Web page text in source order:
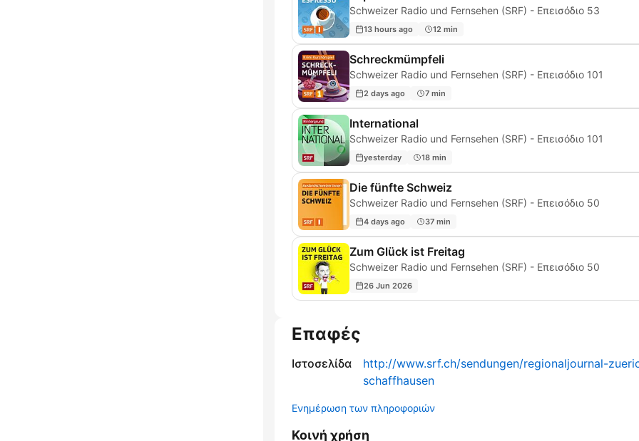
Schweizer Radio und Fernsehen (SRF) - Επεισόδιο 53
13 hours ago 12 min
Schreckmümpfeli
Schweizer Radio und Fernsehen (SRF) - Επεισόδιο 101
2 days ago 7 min
International
Schweizer Radio und Fernsehen (SRF) - Επεισόδιο 101
yesterday 18 min
Die fünfte Schweiz
Schweizer Radio und Fernsehen (SRF) - Επεισόδιο 50
4 days ago 37 min
Zum Glück ist Freitag
Schweizer Radio und Fernsehen (SRF) - Επεισόδιο 50
26 Jun 2026
Επαφές
Ιστοσελίδα
http://www.srf.ch/sendungen/regionaljournal-
schaffhausen
Ενημέρωση των πληροφοριών
Κοινή χρήση